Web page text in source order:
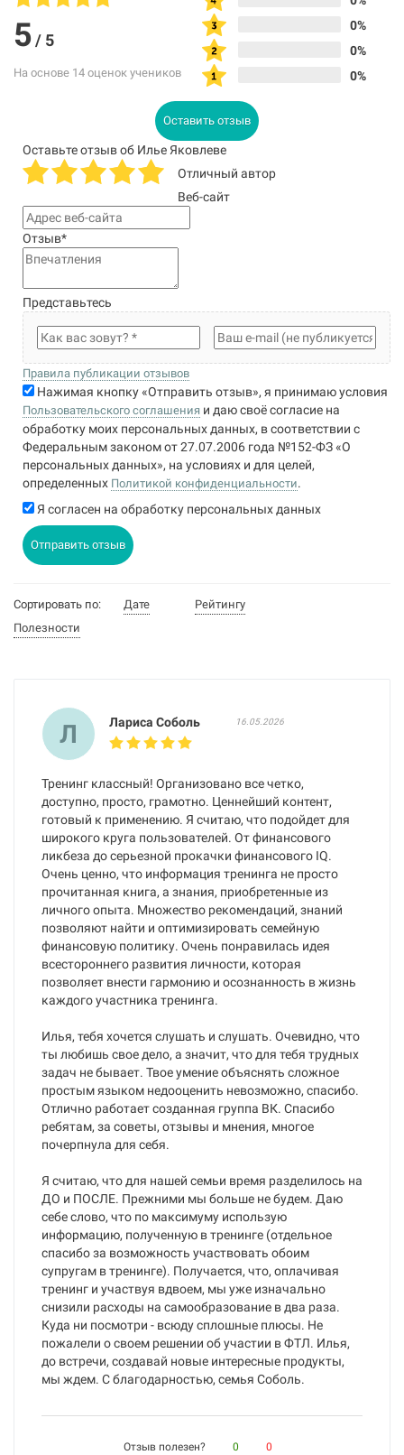
5/ 5
На основе 14 оценок учеников
0%
0%
0%
Оставить отзыв
Оставьте отзыв об Илье Яковлеве
Отличный автор
Веб-сайт
Отзыв*
Представьтесь
Правила публикации отзывов
Нажимая кнопку «Отправить отзыв», я принимаю условия
Пользовательского соглашения и даю своё согласие на
обработку моих персональных данных, в соответствии с
Федеральным законом от 27.07.2006 года №152-ФЗ «О
персональных данных», на условиях и для целей,
определенных Политикой конфиденциальности.
Я согласен на обработку персональных данных
Отправить отзыв
Сортировать по: Дате
Рейтингу
Полезности
Л Лариса Соболь 16.05.2026
Тренинг классный! Организовано все четко,
доступно, просто, грамотно. Ценнейший контент,
готовый к применению. Я считаю, что подойдет для
широкого круга пользователей. От финансового
ликбеза до серьезной прокачки финансового IQ.
Очень ценно, что информация тренинга не просто
прочитанная книга, а знания, приобретенные из
личного опыта. Множество рекомендаций, знаний
позволяют найти и оптимизировать семейную
финансовую политику. Очень понравилась идея
всестороннего развития личности, которая
позволяет внести гармонию и осознанность в жизнь
каждого участника тренинга.
Илья, тебя хочется слушать и слушать. Очевидно, что
ты любишь свое дело, а значит, что для тебя трудных
задач не бывает. Твое умение объяснять сложное
простым языком недооценить невозможно, спасибо.
Отлично работает созданная группа ВК. Спасибо
ребятам, за советы, отзывы и мнения, многое
почерпнула для себя.
Я считаю, что для нашей семьи время разделилось на
ДО и ПОСЛЕ. Прежними мы больше не будем. Даю
себе слово, что по максимуму использую
информацию, полученную в тренинге (отдельное
спасибо за возможность участвовать обоим
супругам в тренинге). Получается, что, оплачивая
тренинг и участвуя вдвоем, мы уже изначально
снизили расходы на самообразование в два раза.
Куда ни посмотри - всюду сплошные плюсы. Не
пожалели о своем решении об участии в ФТЛ. Илья,
до встречи, создавай новые интересные продукты,
мы ждем. С благодарностью, семья Соболь.
Отзыв полезен? 0 0